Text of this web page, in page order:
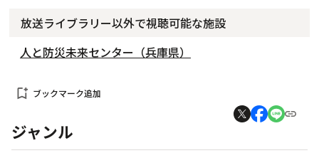
放送ライブラリー以外で視聴可能な施設
人と防災未来センター（兵庫県）
bookmark_add ブックマーク追加
ジャンル